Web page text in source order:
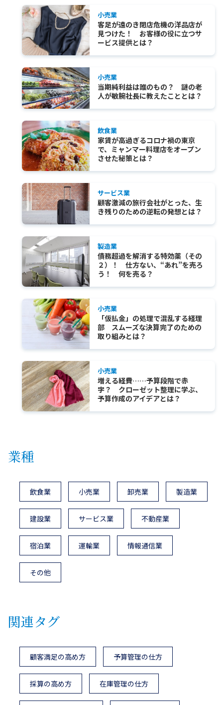
小売業
客足が遠のき閉店危機の洋品店が
見つけた！ お客様の役に立つサ
ービス提供とは？
小売業
当期純利益は誰のもの？ 謎の老
人が敏腕社長に教えたこととは？
飲食業
家賃が高過ぎるコロナ禍の東京
で、ミャンマー料理店をオープン
させた秘策とは？
サービス業
顧客激減の旅行会社がとった、生
き残りのための逆転の発想とは？
製造業
債務超過を解消する特効薬（その
２）！ 仕方ない、“あれ”を売ろ
う！ 何を売る？
小売業
「仮払金」の処理で混乱する経理
部 スムーズな決算完了のための
取り組みとは？
小売業
増える経費……予算段階で赤
字？ クローゼット整理に学ぶ、
予算作成のアイデアとは？
業種
飲食業 小売業 卸売業 製造業
建設業 サービス業 不動産業
宿泊業 運輸業 情報通信業
その他
関連タグ
顧客満足の高め方 予算管理の仕方
採算の高め方 在庫管理の仕方